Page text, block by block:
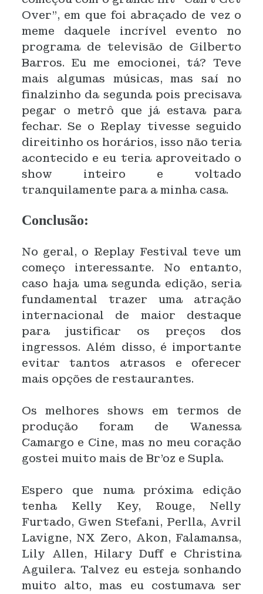
Over", em que foi abraçado de vez o
meme daquele incrível evento no
programa de televisão de Gilberto
Barros. Eu me emocionei, tá? Teve
mais algumas músicas, mas saí no
finalzinho da segunda pois precisava
pegar o metrô que já estava para
fechar. Se o Replay tivesse seguido
direitinho os horários, isso não teria
acontecido e eu teria aproveitado o
show inteiro e voltado
tranquilamente para a minha casa.
Conclusão:
No geral, o Replay Festival teve um
começo interessante. No entanto,
caso haja uma segunda edição, seria
fundamental trazer uma atração
internacional de maior destaque
para justificar os preços dos
ingressos. Além disso, é importante
evitar tantos atrasos e oferecer
mais opções de restaurantes.
Os melhores shows em termos de
produção foram de Wanessa
Camargo e Cine, mas no meu coração
gostei muito mais de Br’oz e Supla.
Espero que numa próxima edição
tenha Kelly Key, Rouge, Nelly
Furtado, Gwen Stefani, Perlla, Avril
Lavigne, NX Zero, Akon, Falamansa,
Lily Allen, Hilary Duff e Christina
Aguilera. Talvez eu esteja sonhando
muito alto, mas eu costumava ser